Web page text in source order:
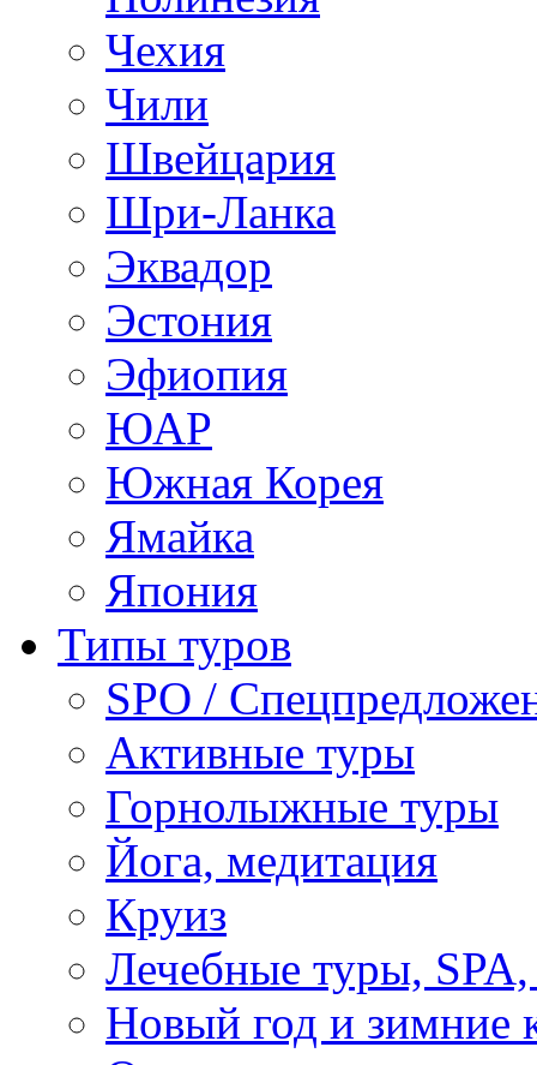
Чехия
Чили
Швейцария
Шри-Ланка
Эквадор
Эстония
Эфиопия
ЮАР
Южная Корея
Ямайка
Япония
Типы туров
SPO /
Активные туры
Горнолыжные туры
Йога, медитация
Круиз
Лечебные туры, SPA,
Новый год и зимние